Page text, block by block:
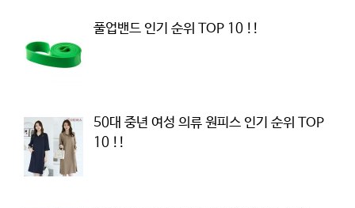
풀업밴드 인기 순위 TOP 10 !!
50대 중년 여성 의류 원피스 인기 순위 TOP
10 !!